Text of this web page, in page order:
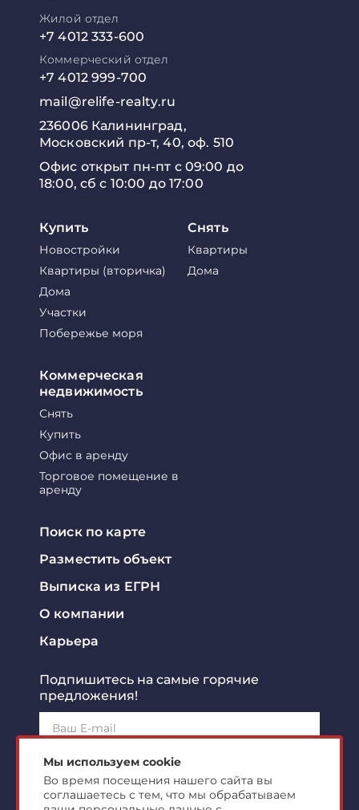
Жилой отдел
+7 4012 333-600
Коммерческий отдел
+7 4012 999-700
mail@relife-realty.ru
236006 Калининград,
Московский пр-т, 40, оф. 510
Офис открыт пн-пт с 09:00 до
18:00, сб с 10:00 до 17:00
Купить
Новостройки
Квартиры (вторичка)
Дома
Участки
Побережье моря
Снять
Квартиры
Дома
Коммерческая
недвижимость
Снять
Купить
Офис в аренду
Торговое помещение в
аренду
Поиск по карте
Разместить объект
Выписка из ЕГРН
О компании
Карьера
Подпишитесь на самые горячие
предложения!
Подписаться!
Я ознакомлен сполитикой конфиденциальности
согласен наобработку персональных данных
Мы используем cookie
Во время посещения нашего сайта вы
соглашаетесь с тем, что мы обрабатываем